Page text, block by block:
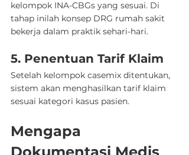
kelompok INA-CBGs yang sesuai. Di
tahap inilah konsep DRG rumah sakit
bekerja dalam praktik sehari-hari.
5. Penentuan Tarif Klaim
Setelah kelompok casemix ditentukan,
sistem akan menghasilkan tarif klaim
sesuai kategori kasus pasien.
Mengapa
Dokumentasi Medis